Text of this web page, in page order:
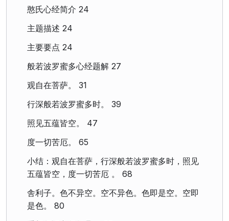
憨氏心经简介 24
主题描述 24
主要要点 24
般若波罗蜜多心经题解 27
观自在菩萨。 31
行深般若波罗蜜多时。 39
照见五蕴皆空。 47
度一切苦厄。 65
小结：观自在菩萨，行深般若波罗蜜多时，照见
五蕴皆空，度一切苦厄 。 68
舎利子。色不异空。空不异色。色即是空。空即
是色。 80